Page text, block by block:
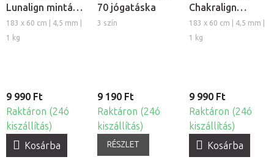
Lunalign mintás
jógaszőnyeg
183 x 60 cm | 4,5 mm |
1 kg
9 990 Ft
Raktáron (24ó
kiszállítás)
Kosárba
70 jógatáska
3 szín
9 190 Ft
Raktáron (24ó
kiszállítás)
RÉSZLET
Chakralign
mintás
jógaszõnyeg
183 x 60 cm | 4,5 mm |
1 kg
9 990 Ft
Raktáron (24ó
kiszállítás)
Kosárba